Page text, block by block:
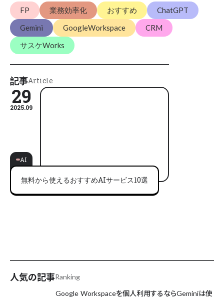
FP 業務効率化 おすすめ
ChatGPT
Gemini
GoogleWorkspace
CRM
サスケWorks
記事Article
29
2025.09
AI
無料から使えるおすすめAIサービス10選
人気の記事Ranking
Google Workspaceを個人利用するならGeminiは使